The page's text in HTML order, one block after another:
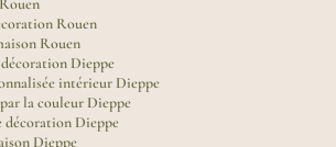
Rouen
Rouen
Dieppe
intérieur Dieppe
la couleur Dieppe
Dieppe
Dieppe